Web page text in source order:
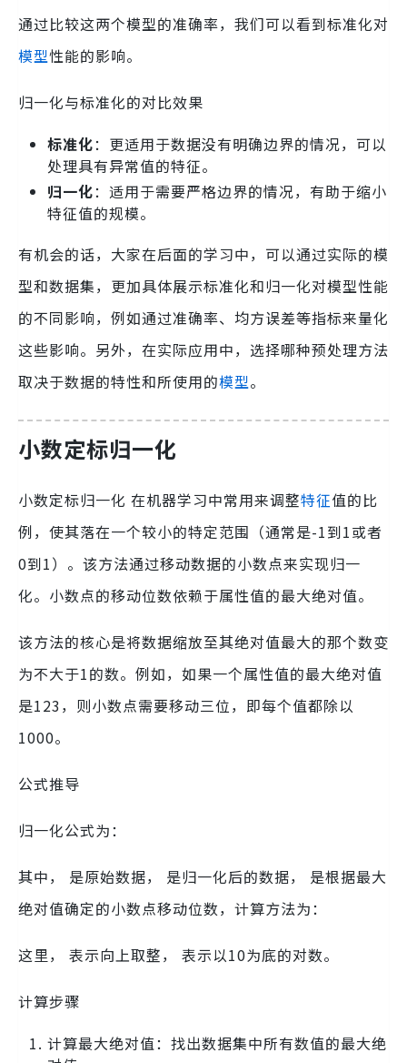
通过比较这两个模型的准确率，我们可以看到标准化对
模型性能的影响。
归一化与标准化的对比效果
标准化：更适用于数据没有明确边界的情况，可以
处理具有异常值的特征。
归一化：适用于需要严格边界的情况，有助于缩小
特征值的规模。
有机会的话，大家在后面的学习中，可以通过实际的模
型和数据集，更加具体展示标准化和归一化对模型性能
的不同影响，例如通过准确率、均方误差等指标来量化
这些影响。另外，在实际应用中，选择哪种预处理方法
取决于数据的特性和所使用的模型。
小数定标归一化
小数定标归一化 在机器学习中常用来调整特征值的比
例，使其落在一个较小的特定范围（通常是-1到1或者
0到1）。该方法通过移动数据的小数点来实现归一
化。小数点的移动位数依赖于属性值的最大绝对值。
该方法的核心是将数据缩放至其绝对值最大的那个数变
为不大于1的数。例如，如果一个属性值的最大绝对值
是123，则小数点需要移动三位，即每个值都除以
1000。
公式推导
归一化公式为：
其中， 是原始数据， 是归一化后的数据， 是根据最大
绝对值确定的小数点移动位数，计算方法为：
这里， 表示向上取整， 表示以10为底的对数。
计算步骤
计算最大绝对值：找出数据集中所有数值的最大绝